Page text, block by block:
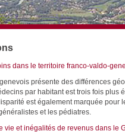
dans le territoire franco-valdo-
présente des différences
par habitant est trois fois plus
est également marquée pour
et les pédiatres.
vie et inégalités de revenus dans le